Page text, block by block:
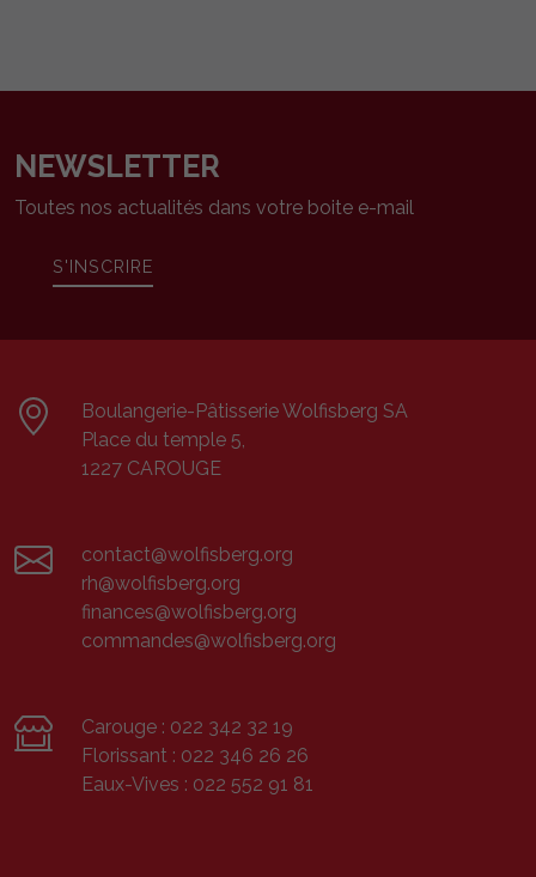
NEWSLETTER
Toutes nos actualités dans votre boite e-mail
S'INSCRIRE
Boulangerie-Pâtisserie Wolfisberg SA
Place du temple 5,
1227 CAROUGE
contact@wolfisberg.org
rh@wolfisberg.org
finances@wolfisberg.org
commandes@wolfisberg.org
Carouge : 022 342 32 19
Florissant : 022 346 26 26
Eaux-Vives : 022 552 91 81